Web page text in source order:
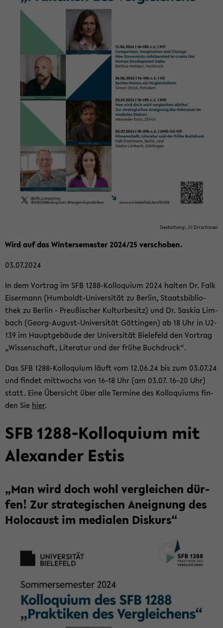
Ge­stal­tung: Jil Dir­schau­er
Wird auf das Win­ter­se­mes­ter 2024/25 ver­scho­ben.
03.07.2024
In dem Vor­trag im SFB 1288-​Kolloquium 2024 hal­ten Dr. Falk
Eis­er­mann (Humboldt-​Universität zu Ber­lin, Staats­bi­blio­
thek zu Ber­lin - Preu­ßi­scher Kul­tur­be­sitz) und Dr. Sas­kia Lim­
bach (Georg-​August-Universität Göt­tin­gen) ab 18 Uhr in U2-​
139 im Haupt­ge­bäu­de der Uni­ver­si­tät Bie­le­feld den Vor­trag
„Wis­sen­schaft, Li­te­ra­tur und der frühe Buch­druck“.
Das SFB 1288-​Kolloquium läuft vom 12.06.24 bis zum 03.07.24
und fin­det mitt­wochs von 16–18 Uhr (am 03.07. 16–20 Uhr)
statt. Eine Über­sicht über alle Ter­mi­ne des Kol­lo­qui­ums fin­
den Sie hier.
SFB 1288-​Kolloquium mit
Alex­an­der Estis
„Man wird doch wohl ver­glei­chen dür­
fen! Zur stra­te­gi­schen An­eig­nung des
Ho­lo­caust im me­dia­len Dis­kurs“